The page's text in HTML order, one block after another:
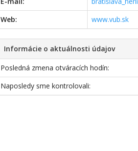
Web:
www.vub.sk
Informácie o aktuálnosti údajov
Posledná zmena otváracích hodín:
Naposledy sme kontrolovali: